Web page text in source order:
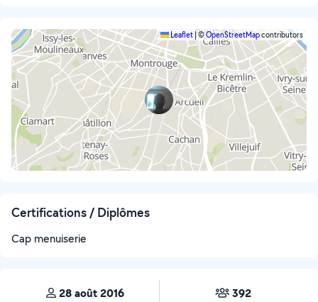
Leaflet |©OpenStreetMapcontributors
Certifications / Diplômes
Cap menuiserie
28 août 2016 392